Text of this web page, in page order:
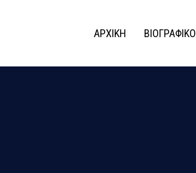
ΑΡΧΙΚΗ ΒΙΟΓΡΑΦΙΚΟ